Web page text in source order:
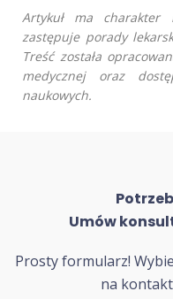
Artykuł ma charakter
zastępuje porady
Treść została
medycznej oraz
naukowych.
Umów
Prosty formularz!
na